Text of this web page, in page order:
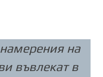
на
въвлекат в